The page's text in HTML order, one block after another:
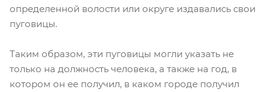
определенной волости или округе издавались свои
пуговицы.
Таким образом, эти пуговицы могли указать не
только на должность человека, а также на год, в
котором он ее получил, в каком городе получил